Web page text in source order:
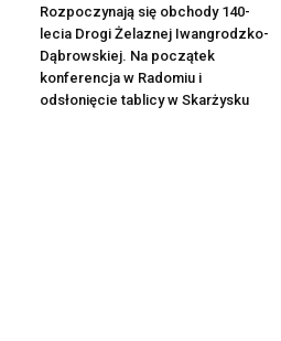
Rozpoczynają się obchody 140-
lecia Drogi Żelaznej Iwangrodzko-
Dąbrowskiej. Na początek
konferencja w Radomiu i
odsłonięcie tablicy w Skarżysku